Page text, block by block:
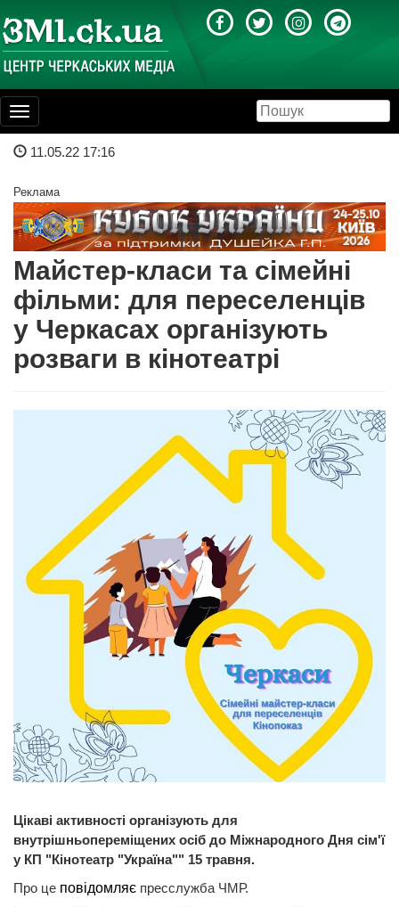
Toggle
navigation
11.05.22 17:16
Реклама
Майстер-класи та сімейні
фільми: для переселенців
у Черкасах організують
розваги в кінотеатрі
Цікаві активності організують для
внутрішньопереміщених осіб до Міжнародного Дня сім'ї
у КП "Кінотеатр "Україна"" 15 травня.
Про це повідомляє пресслужба ЧМР.